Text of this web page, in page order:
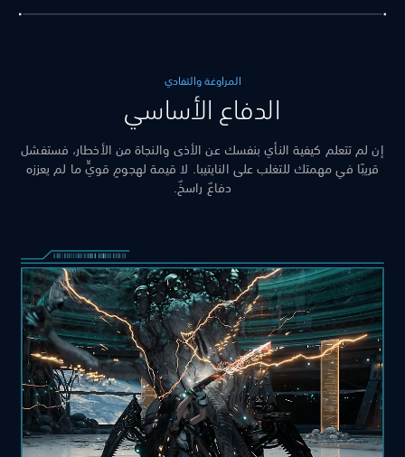
المراوغة والتفادي
الدفاع الأساسي
إن لم تتعلم كيفية النأي بنفسك عن الأذى والنجاة من الأخطار، فستفشل
قريبًا في مهمتك للتغلب على النايتيبا. لا قيمة لهجومٍ قويٍّ ما لم يعززه
دفاعٌ راسخٌ.